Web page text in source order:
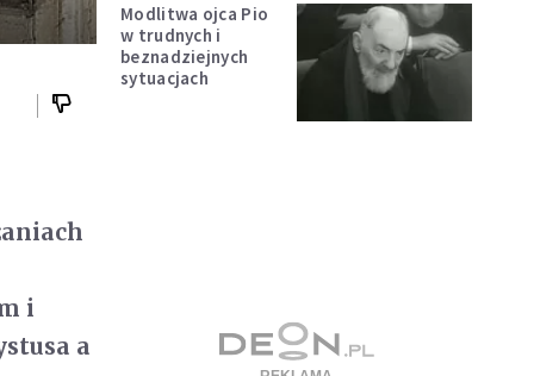
i
a
Modlitwa ojca Pio
w trudnych i
beznadziejnych
sytuacjach